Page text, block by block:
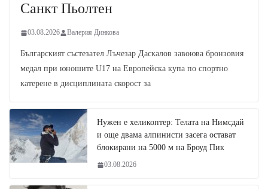
Санкт Пьолтен
03.08.2026 Валерия Динкова
Българският състезател Лъчезар Даскалов завоюва бронзовия
медал при юношите U17 на Европейска купа по спортно
катерене в дисциплината скорост за
Нужен е хеликоптер: Телата на Нимсдай
и още двама алпинисти засега остават
блокирани на 5000 м на Броуд Пик
03.08.2026